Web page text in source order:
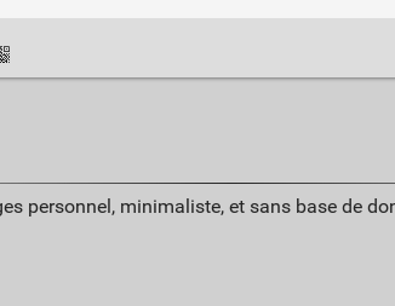
personnel, minimaliste, et sans base de